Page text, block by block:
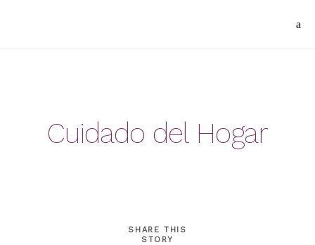
Cuidado del Hogar
SHARE THIS
STORY